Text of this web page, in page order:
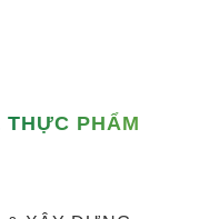
THỰC PHẨM